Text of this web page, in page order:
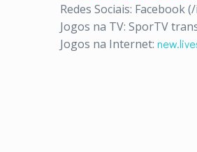
Redes Sociais:
Jogos na TV: SporTV
Jogos na Internet: